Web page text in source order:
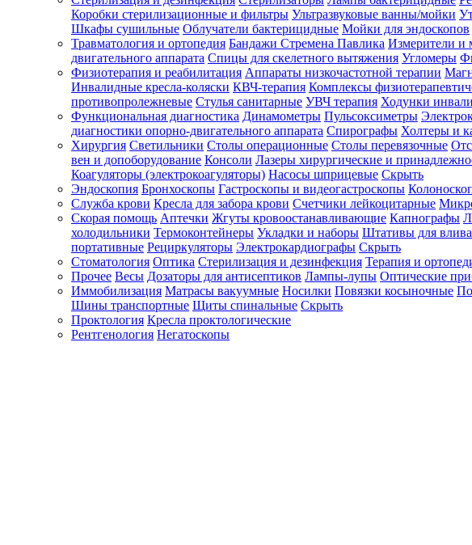
Зарегистрироваться
Зачем
регистрироваться?
Все
покупки
в
одном
месте
Личный
менеджер
Отслеживание
статуса
заказа
Коробки стерилизационные и фильтры Ультразвуковые ванны/мойки
Шкафы сушильные Облучатели бактерицидные Мойки для эндоскопов
Травматология и ортопедия Бандажи Стремена Павлика Измерители и
двигательного аппарата Спицы для скелетного вытяжения Угломеры
Физиотерапия и реабилитация Аппараты низкочастотной терапии
Инвалидные кресла-коляски КВЧ-терапия Комплексы
противопролежневые Стулья санитарные УВЧ терапия Ходунки
Функциональная диагностика Динамометры Пульсоксиметры
диагностики опорно-двигательного аппарата Спирографы Холтеры и
Хирургия Светильники Столы операционные Столы перевязочные
вен и допоборудование Консоли Лазеры хирургические и
Коагуляторы (электрокоагуляторы) Насосы шприцевые Скрыть
Эндоскопия Бронхоскопы Гастроскопы и видеогастроскопы
Служба крови Кресла для забора крови Счетчики лейкоцитарные
Скорая помощь Аптечки Жгуты кровоостанавливающие Капнографы
холодильники Термоконтейнеры Укладки и наборы Штативы для
портативные Рециркуляторы Электрокардиографы Скрыть
Стоматология Оптика Стерилизация и дезинфекция Терапия и
Прочее Весы Дозаторы для антисептиков Лампы-лупы Оптические
Иммобилизация Матрасы вакуумные Носилки Повязки косыночные
Шины транспортные Щиты спинальные Скрыть
Проктология Кресла проктологические
Рентгенология Негатоскопы